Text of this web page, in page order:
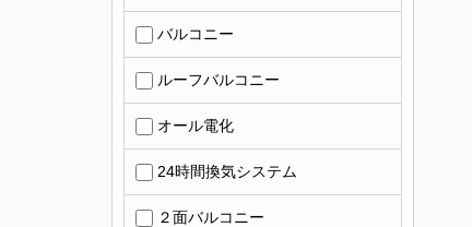
バルコニー
ルーフバルコニー
オール電化
24時間換気システム
２面バルコニー